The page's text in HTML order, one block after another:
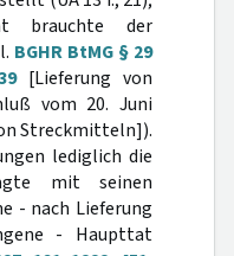
brauchte der
BGHR BtMG § 29
[Lieferung von
vom 20. Juni
Streckmitteln]).
lediglich die
mit seinen
- nach Lieferung
- Haupttat